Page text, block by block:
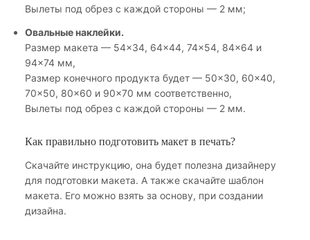
Вылеты под обрез с каждой стороны — 2 мм;
Овальные наклейки.
Размер макета — 54×34, 64×44, 74×54, 84×64 и
94×74 мм,
Размер конечного продукта будет — 50×30, 60×40,
70×50, 80×60 и 90×70 мм соответственно,
Вылеты под обрез с каждой стороны — 2 мм.
Как правильно подготовить макет в печать?
Скачайте инструкцию, она будет полезна дизайнеру
для подготовки макета. А также скачайте шаблон
макета. Его можно взять за основу, при создании
дизайна.